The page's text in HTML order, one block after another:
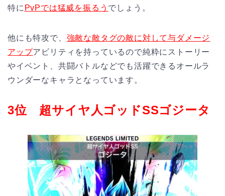
特に PvPでは猛威を振るう でしょう。
他にも特攻で、 強敵な敵タグの敵に対して与ダメージ
アップアビリティを持っているので純粋にストーリー
やイベント、共闘バトルなどでも活躍できるオールラ
ウンダーなキャラとなっています。
3位 超サイヤ人ゴッドSSゴジータ